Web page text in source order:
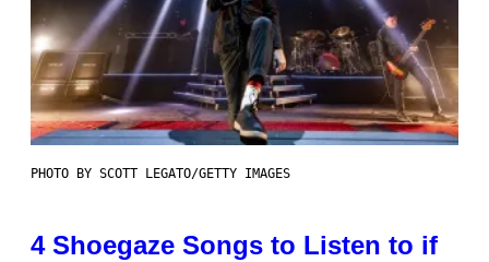
PHOTO BY SCOTT LEGATO/GETTY IMAGES
4 Shoegaze Songs to Listen to if